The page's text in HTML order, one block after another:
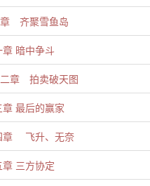
齐聚雪鱼岛
暗中争斗
章 拍卖破天图
最后的赢家
章 飞升、无奈
三方协定